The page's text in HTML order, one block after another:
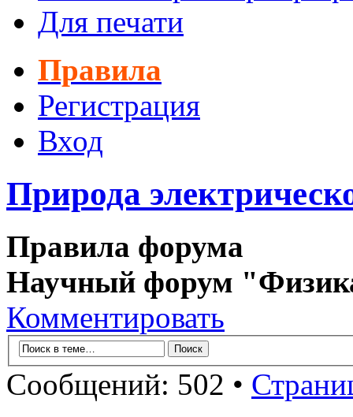
Для печати
Правила
Регистрация
Вход
Природа
Правила форума
Научный форум
Комментировать
Сообщений: 502 •